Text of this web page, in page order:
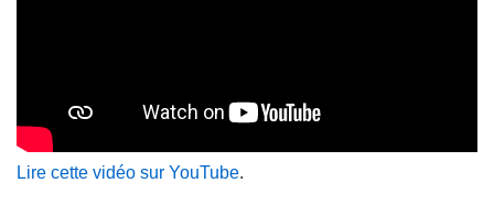
Lire cette vidéo sur YouTube.